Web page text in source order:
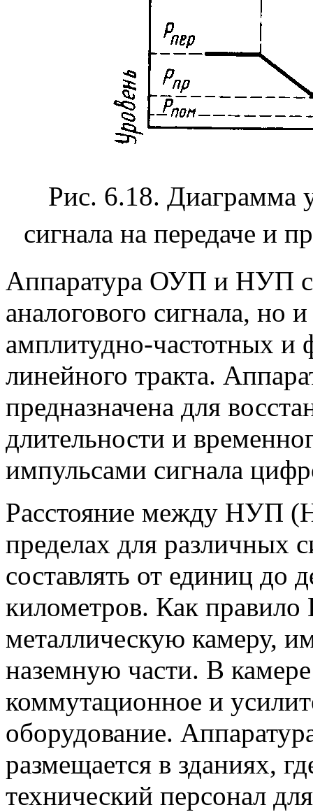
Рис. 6.18. Диаграмма
сигнала на передаче и
Аппаратура ОУП и НУП
аналогового сигнала, но
амплитудно-частотных и
линейного тракта.
предназначена для
длительности и
импульсами сигнала
Расстояние между НУП
пределах для различных
составлять от единиц до
километров. Как
металлическую камеру,
наземную части. В
коммутационное и
оборудование.
размещается в зданиях,
технический персонал